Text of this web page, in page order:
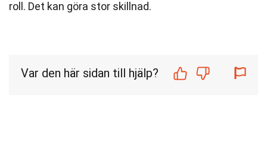
roll. Det kan göra stor skillnad.
Var den här sidan till hjälp?